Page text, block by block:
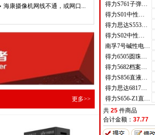
海康摄像机网线不通，或网口...
更多>>
得力S761子弹头中性笔芯0.7mm子弹头(黑)(支)
得力S01中性笔0.5mm弹簧头(黑)(支)
得力思达S553可加墨记号笔(黑)(支)
得力S02中性笔0.7mm弹簧头(黑)(支)
南孚7号碱性电池聚能环4代
得力6505圆珠笔0.7mm子弹头(蓝)(支)
得力5682档案盒(蓝)(只)
得力S856直液式走珠笔(黑)(支)
得力思达6817优逸白板笔(黑)(支)
得力S656-Z1直液式走珠笔0.5mm子弹头(红)(支)
共 25 件商品
合计金额： 37.77